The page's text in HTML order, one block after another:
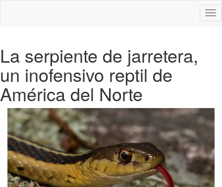
La serpiente de jarretera,
un inofensivo reptil de
América del Norte